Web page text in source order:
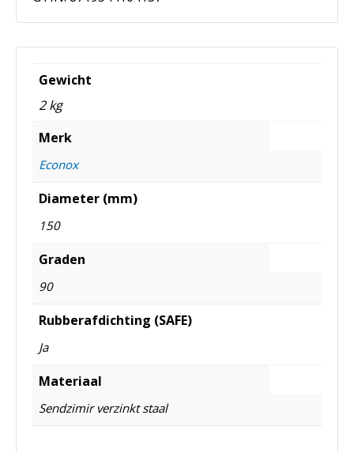
Gewicht
2 kg
Merk
Econox
Diameter (mm)
150
Graden
90
Rubberafdichting (SAFE)
Ja
Materiaal
Sendzimir verzinkt staal